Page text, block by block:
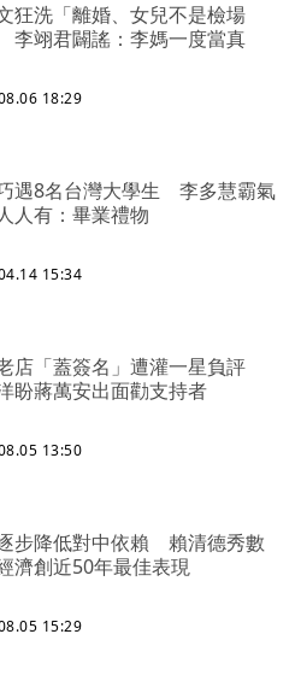
狂洗「離婚、女兒不是檢場
翊君闢謠：李媽一度當真
18:29
遇8名台灣大學生 李多慧霸氣
人有：畢業禮物
15:34
店「蓋簽名」遭灌一星負評
盼蔣萬安出面勸支持者
13:50
步降低對中依賴 賴清德秀數
濟創近50年最佳表現
15:29